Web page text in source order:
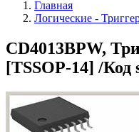
Главная
Логические -
CD4013BPW,
[TSSOP-14] /Код